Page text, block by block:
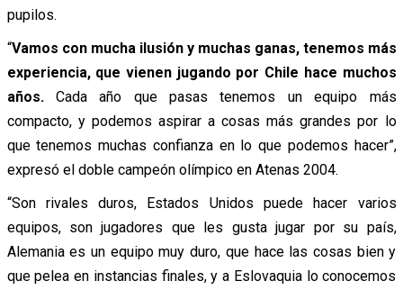
pupilos.
“Vamos con mucha ilusión y muchas ganas, tenemos más
experiencia, que vienen jugando por Chile hace muchos
años. Cada año que pasas tenemos un equipo más
compacto, y podemos aspirar a cosas más grandes por lo
que tenemos muchas confianza en lo que podemos hacer”,
expresó el doble campeón olímpico en Atenas 2004.
“Son rivales duros, Estados Unidos puede hacer varios
equipos, son jugadores que les gusta jugar por su país,
Alemania es un equipo muy duro, que hace las cosas bien y
que pelea en instancias finales, y a Eslovaquia lo conocemos